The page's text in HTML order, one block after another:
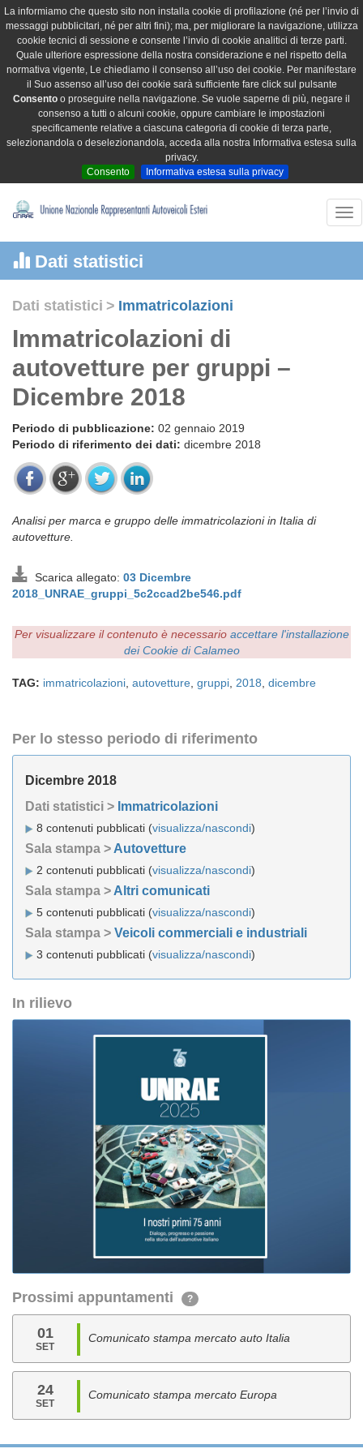
La informiamo che questo sito non installa cookie di profilazione (né per l’invio di
messaggi pubblicitari, né per altri fini); ma, per migliorare la navigazione, utilizza
cookie tecnici di sessione e consente l’invio di cookie analitici di terze parti.
Quale ulteriore espressione della nostra considerazione e nel rispetto della
normativa vigente, Le chiediamo il consenso all’uso dei cookie. Per manifestare
il Suo assenso all’uso dei cookie sarà sufficiente fare click sul pulsante
Consento o proseguire nella navigazione. Se vuole saperne di più, negare il
consenso a tutti o alcuni cookie, oppure cambiare le impostazioni
specificamente relative a ciascuna categoria di cookie di terza parte,
selezionandola o deselezionandola, acceda alla nostra Informativa estesa sulla
privacy.
Consento
Informativa estesa sulla privacy
Dati statistici
Dati statistici > Immatricolazioni
Immatricolazioni di
autovetture per gruppi –
Dicembre 2018
Periodo di pubblicazione: 02 gennaio 2019
Periodo di riferimento dei dati: dicembre 2018
Analisi per marca e gruppo delle immatricolazioni in Italia di
autovetture.
Scarica allegato: 03 Dicembre
2018_UNRAE_gruppi_5c2ccad2be546.pdf
Per visualizzare il contenuto è necessario accettare l'installazione
dei Cookie di Calameo
TAG: immatricolazioni autovetture gruppi 2018 dicembre
Per lo stesso periodo di riferimento
Dicembre 2018
Dati statistici > Immatricolazioni
8 contenuti pubblicati (visualizza/nascondi)
Sala stampa > Autovetture
2 contenuti pubblicati (visualizza/nascondi)
Sala stampa > Altri comunicati
5 contenuti pubblicati (visualizza/nascondi)
Sala stampa > Veicoli commerciali e industriali
3 contenuti pubblicati (visualizza/nascondi)
In rilievo
Prossimi appuntamenti ?
01
SET
Comunicato stampa mercato auto Italia
24
SET
Comunicato stampa mercato Europa